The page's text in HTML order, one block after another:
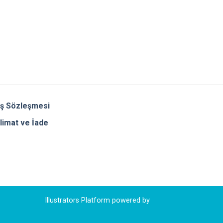
Sözleşmesi
ve İade
Illustrators Platform powered by